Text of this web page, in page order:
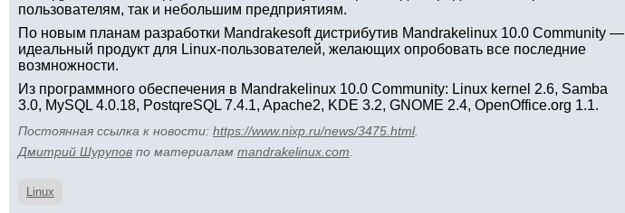
пользователям, так и небольшим предприятиям.
По новым планам разработки Mandrakesoft дистрибутив Mandrakelinux 10.0 Community —
идеальный продукт для Linux-пользователей, желающих опробовать все последние
возмножности.
Из программного обеспечения в Mandrakelinux 10.0 Community: Linux kernel 2.6, Samba
3.0, MySQL 4.0.18, PostqreSQL 7.4.1, Apache2, KDE 3.2, GNOME 2.4, OpenOffice.org 1.1.
Постоянная ссылка к новости: https://www.nixp.ru/news/3475.html.
Дмитрий Шурупов по материалам mandrakelinux.com
Linux